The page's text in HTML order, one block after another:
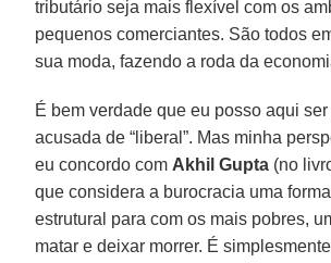
tributário seja mais flexível com os
pequenos comerciantes. São todos
sua moda, fazendo a roda da
É bem verdade que eu posso aqui
acusada de “liberal”. Mas minha
eu concordo com Akhil Gupta (no
que considera a burocracia uma
estrutural para com os mais pobres,
matar e deixar morrer. É